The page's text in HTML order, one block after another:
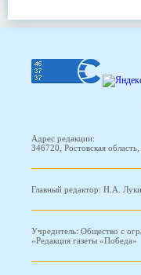
Адрес редакции:
346720, Ростовская
Главный редактор: Н.А.
Учредитель: Общество с
«Редакция газеты «Победа»